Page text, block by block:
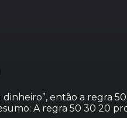
então a regra
A regra 50 30 20